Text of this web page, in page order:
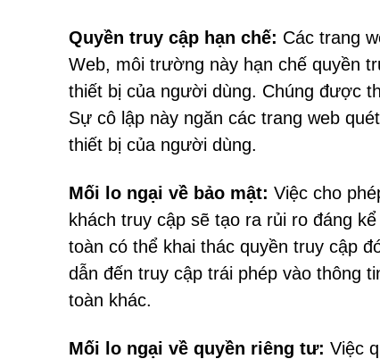
Quyền truy cập hạn chế: Các trang
Web, môi trường này hạn chế quyền
thiết bị của người dùng. Chúng được
Sự cô lập này ngăn các trang web
thiết bị của người dùng.
Mối lo ngại về bảo mật: Việc cho
khách truy cập sẽ tạo ra rủi ro đáng
toàn có thể khai thác quyền truy cập
dẫn đến truy cập trái phép vào thông
toàn khác.
Mối lo ngại về quyền riêng tư: Việc